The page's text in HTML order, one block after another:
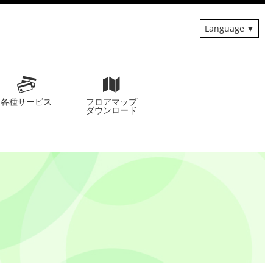
各種サービス フロアマップ
ダウンロード
Language